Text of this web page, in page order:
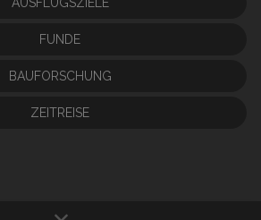
FUNDE
BAUFORSCHUNG
ZEITREISE